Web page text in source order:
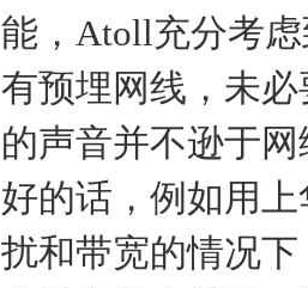
能，Atoll充分考
有预埋网线，未
的声音并不逊于
好的话，例如用
扰和带宽的情况